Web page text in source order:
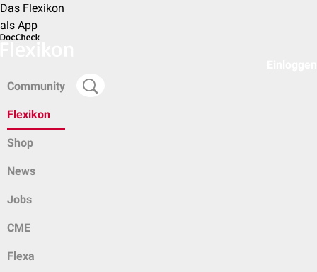
Das Flexikon
als App
Community
Flexikon
Shop
News
Jobs
CME
Flexa